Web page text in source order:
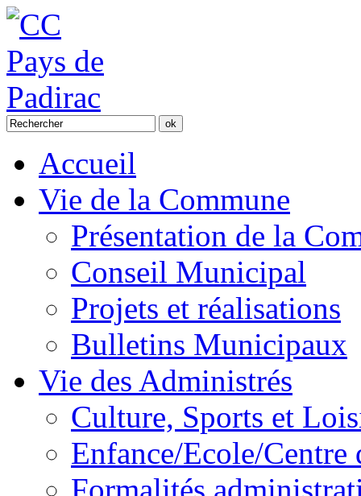
Accueil
Vie de la Commune
Présentation de la
Conseil Municipal
Projets et réalisations
Bulletins Municipaux
Vie des Administrés
Culture, Sports et
Enfance/Ecole/Centre